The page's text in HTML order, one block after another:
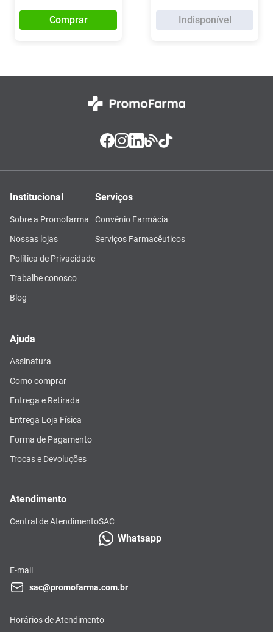
Comprar Indisponível
Institucional
Sobre a Promofarma
Nossas lojas
Política de Privacidade
Trabalhe conosco
Blog
Serviços
Convênio Farmácia
Serviços Farmacêuticos
Ajuda
Assinatura
Como comprar
Entrega e Retirada
Entrega Loja Física
Forma de Pagamento
Trocas e Devoluções
Atendimento
Central de AtendimentoSAC
Whatsapp
E-mail
sac@promofarma.com.br
Horários de Atendimento